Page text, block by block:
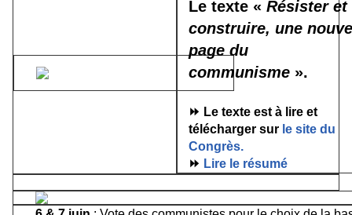
Le texte « Résister et
construire, une
page du
communisme ».
⏩ Le texte est à lire et
télécharger sur le site du
Congrès.
⏩ Lire le résumé